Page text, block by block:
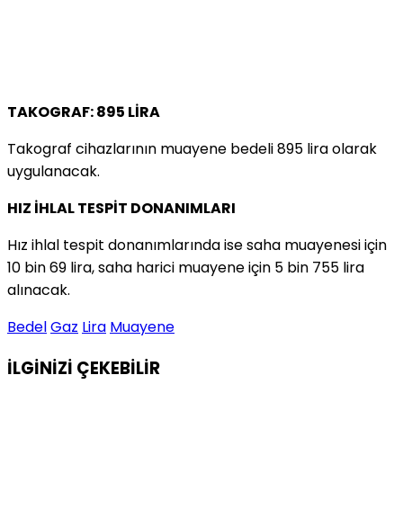
TAKOGRAF: 895 LİRA
Takograf cihazlarının muayene bedeli 895 lira olarak
uygulanacak.
HIZ İHLAL TESPİT DONANIMLARI
Hız ihlal tespit donanımlarında ise saha muayenesi için
10 bin 69 lira, saha harici muayene için 5 bin 755 lira
alınacak.
BedelGaz Lira Muayene
İLGİNİZİ ÇEKEBİLİR